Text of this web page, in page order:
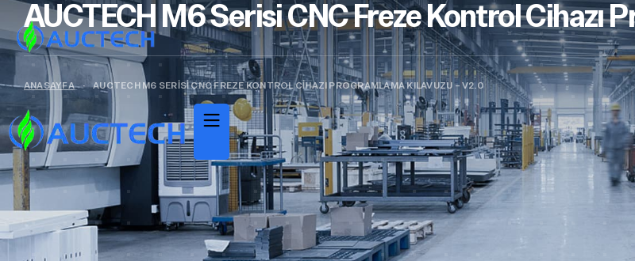
AUCTECH M6 Serisi CNC Freze Kontrol Cihazı
ANASAYFA · AUCTECH M6 SERISI CNC FREZE KONTROL CIHAZI PROGRAMLAMA KILAVUZU – V2.0